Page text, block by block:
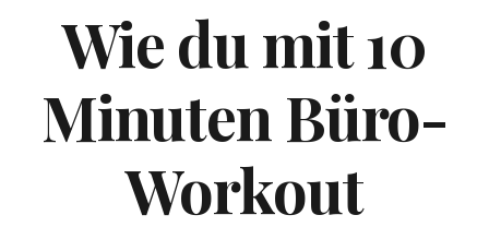
Wie du mit 10
Minuten Büro-
Workout